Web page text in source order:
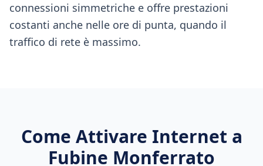
connessioni simmetriche e offre prestazioni
costanti anche nelle ore di punta, quando il
traffico di rete è massimo.
Come Attivare Internet a
Fubine Monferrato